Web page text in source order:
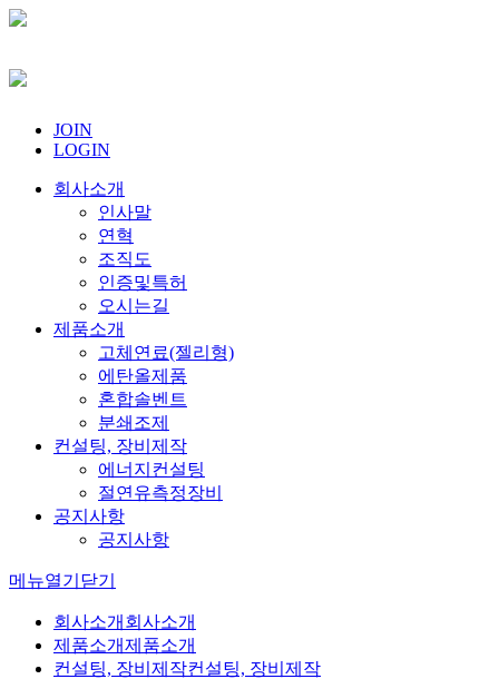
JOIN
LOGIN
회사소개
인사말
연혁
조직도
인증및특허
오시는길
제품소개
고체연료(젤리형)
에탄올제품
혼합솔벤트
분쇄조제
컨설팅, 장비제작
에너지컨설팅
절연유측정장비
공지사항
공지사항
메뉴열기 닫기
회사소개 회사소개
제품소개제품소개
컨설팅, 장비제작컨설팅, 장비제작